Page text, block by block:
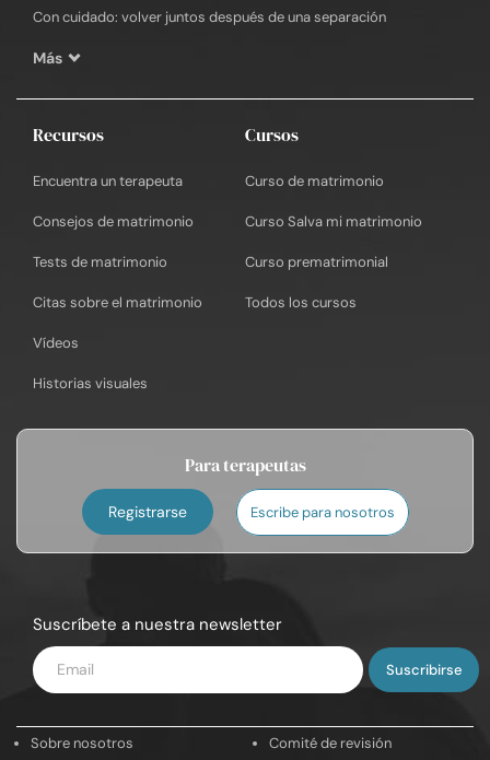
Con cuidado: volver juntos después de una separación
Más
Recursos
Encuentra un terapeuta
Consejos de matrimonio
Tests de matrimonio
Citas sobre el matrimonio
Vídeos
Historias visuales
Cursos
Curso de matrimonio
Curso Salva mi matrimonio
Curso prematrimonial
Todos los cursos
Para terapeutas
Registrarse Escribe para nosotros
Suscríbete a nuestra newsletter
Introduce
tu
Sobre nosotros Comité de revisión